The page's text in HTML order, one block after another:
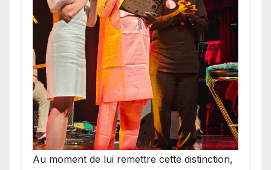
​Au moment de lui remettre cette distinction,